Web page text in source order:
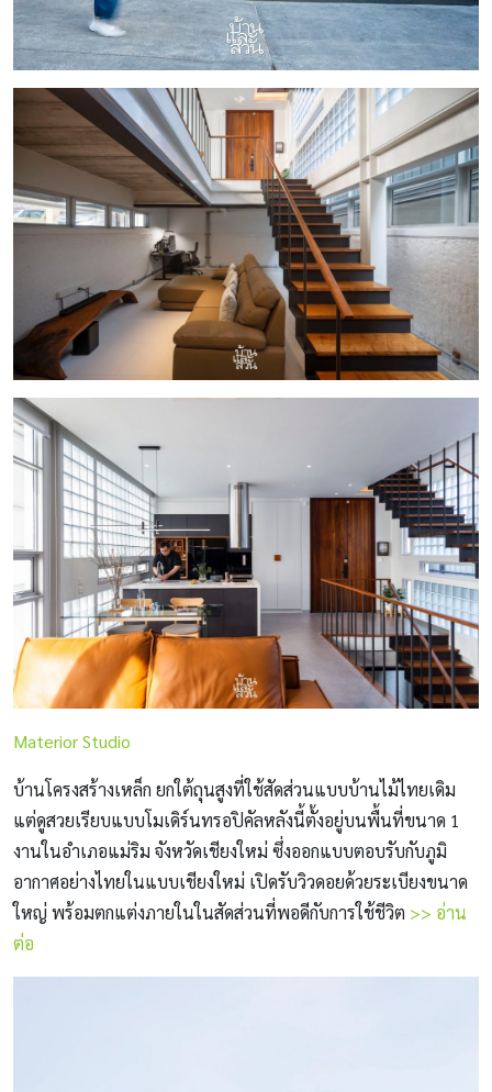
Materior Studio
บ้านโครงสร้างเหล็ก ยกใต้ถุนสูงที่ใช้สัดส่วนแบบบ้านไม้ไทยเดิม
แต่ดูสวยเรียบแบบโมเดิร์นทรอปิคัลหลังนี้ตั้งอยู่บนพื้นที่ขนาด 1
งานในอำเภอแม่ริม จังหวัดเชียงใหม่ ซึ่งออกแบบตอบรับกับภูมิ
อากาศอย่างไทยในแบบเชียงใหม่ เปิดรับวิวดอยด้วยระเบียงขนาด
ใหญ่ พร้อมตกแต่งภายในในสัดส่วนที่พอดีกับการใช้ชีวิต >> อ่าน
ต่อ